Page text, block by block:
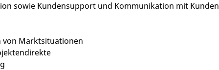
sowie Kundensupport und Kommunikation mit Kunden
von Marktsituationen